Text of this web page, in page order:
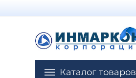
Каталог товаров